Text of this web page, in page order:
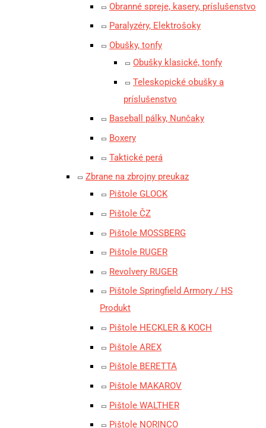
Obranné spreje, kasery, príslušenstvo
Paralyzéry, Elektrošoky
Obušky, tonfy
Obušky klasické, tonfy
Teleskopické obušky a
príslušenstvo
Baseball pálky, Nunčaky
Boxery
Taktické perá
Zbrane na zbrojny preukaz
Pištole GLOCK
Pištole ČZ
Pištole MOSSBERG
Pištole RUGER
Revolvery RUGER
Pištole Springfield Armory / HS
Produkt
Pištole HECKLER & KOCH
Pištole AREX
Pištole BERETTA
Pištole MAKAROV
Pištole WALTHER
Pištole NORINCO